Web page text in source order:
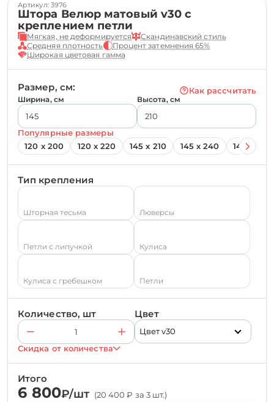
Артикул: 3976
Штора Велюр матовый v30 с
креплением петли
Мягкая, не деформируется
Скандинавский стиль
Средняя плотность
Процент затемнения 65%
Широкая цветовая гамма
Размер, см: Как рассчитать
Ширина, см Высота, см
Популярные размеры
120 х 200
120 х 220 145 х 210 145 х 240 145 х 260
Тип крепления
Шторная тесьма Люверсы
Петли с липучкой Кулиса
Кулиса с гребешком Петли
Количество, шт Цвет
Цвет v30
Скидка от количества
Итого
6 800₽/шт (20 400 ₽ за 3 шт.)